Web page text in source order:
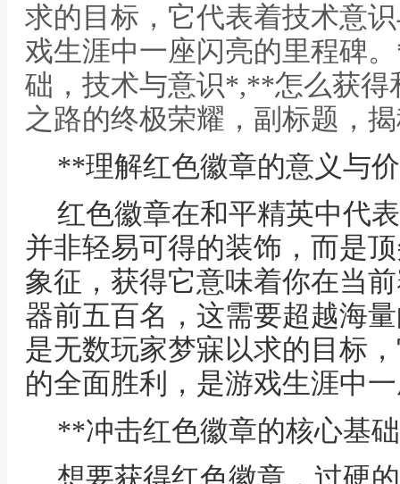
求的目标，它代表着技术意
戏生涯中一座闪亮的里程碑
础，技术与意识*,**怎么获得
之路的终极荣耀，副标题，
**理解红色徽章的意义与
红色徽章在和平精英中代
并非轻易可得的装饰，而是
象征，获得它意味着你在当
器前五百名，这需要超越海
是无数玩家梦寐以求的目标
的全面胜利，是游戏生涯中
**冲击红色徽章的核心基